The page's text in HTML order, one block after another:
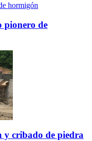
pionero de
y cribado de piedra